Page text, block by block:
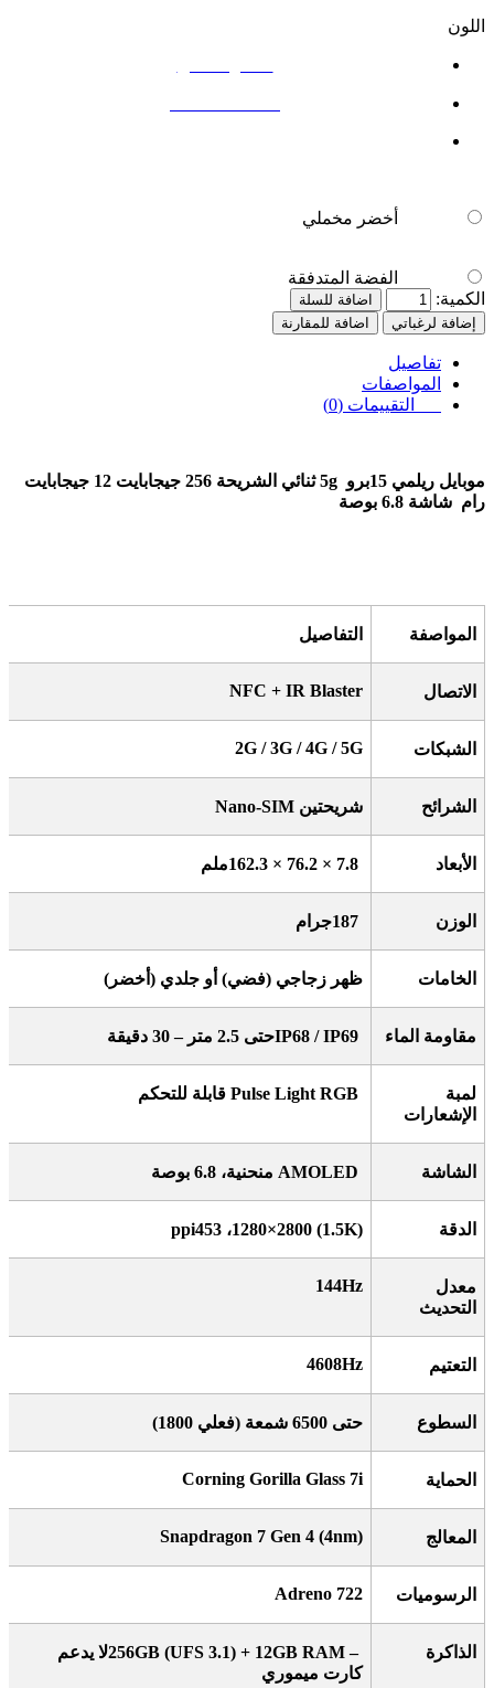
اللون
أخضر مخملي
الفضة المتدفقة
الكمية:
اضافة للسلة
إضافة لرغباتي
اضافة للمقارنة
تفاصيل
المواصفات
التقييمات (0)
موبايل ريلمي 15برو 5g
ثنائي الشريحة 256 جيجابايت 12 جيجابايت
رام شاشة
المواصفة التفاصيل
الاتصال NFC + IR Blaster
الشبكات 2G / 3G / 4G / 5G
الشرائح شريحتينNano-SIM
الأبعاد 162.3 × 76.2 × 7.8ملم
الوزن 187جرام
الخامات ظهر زجاجي (فضي) أو جلدي (أخضر)
مقاومة الماء IP68 / IP69حتى 2.5 متر – 30 دقيقة
لمبة
الإشعارات
Pulse Light RGB قابلة للتحكم
الشاشة AMOLED منحنية، 6.8 بوصة
الدقة 1280×2800 (1.5K)، 453 ppi
معدل
التحديث
144Hz
التعتيم 4608Hz
السطوع حتى 6500 شمعة (فعلي 1800)
الحماية Corning Gorilla Glass 7i
المعالج Snapdragon 7 Gen 4 (4nm)
الرسوميات Adreno 722
الذاكرة 256GB (UFS 3.1) + 12GB RAM –لا يدعم
كارت ميموري